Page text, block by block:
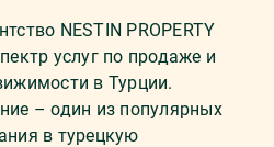
NESTIN PROPERTY
услуг по продаже и
в Турции.
– один из популярных
в турецкую